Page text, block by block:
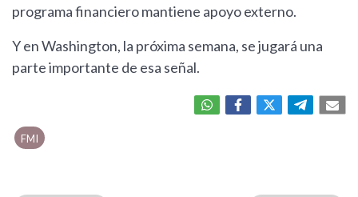
programa financiero mantiene apoyo externo.
Y en Washington, la próxima semana, se jugará una
parte importante de esa señal.
FMI